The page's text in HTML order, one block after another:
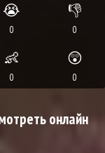
😭
0
👎
0
👶
0
😲
0
онлайн